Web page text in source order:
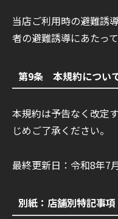
当店ご利用時の避難誘
者の避難誘導にあたっ
第9条 本規約につい
本規約は予告なく改定
じめご了承ください。
最終更新日：令和8年7
別紙：店舗別特記事項